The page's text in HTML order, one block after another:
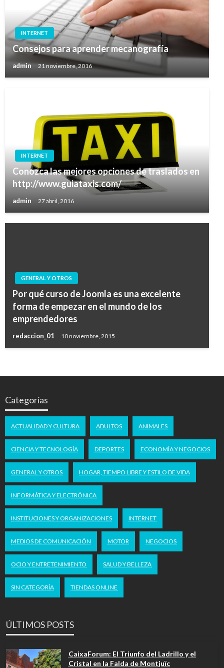
INTERNET
Consejos para aprender mecanografía
admin 21 noviembre, 2016
INTERNET
Conozca las mejores opciones de traslados en
http://www.guiataxis.com/
admin 27 abril, 2016
GENERAL Y OTROS
Por qué curso de Joomla es una excelente
forma de empezar en el mundo de los
emprendedores
redaccion_01 10 noviembre, 2015
Categorías
ACTUALIDAD Y CULTURA ADULTOS ANIMALES
CIENCIA Y TECNOLOGÍA DEPORTES ECONOMÍA Y NEGOCIOS
GENERAL Y OTROS HOGAR, TIEMPO LIBRE Y ESTILO DE VIDA
INFORMÁTICA Y ELECTRÓNICA
INSTITUCIONES Y ORGANIZACIONES INTERNET
MEDIOS DE COMUNICACIÓN MOTOR NEGOCIOS
OCIO Y ENTRETENIMIENTO SALUD Y BELLEZA
SIN CATEGORÍA TIENDAS ONLINE
ÚLTIMOS POSTS
CaixaForum: El Triunfo del Ladrillo y el
Cristal en la Falda de Montjuïc